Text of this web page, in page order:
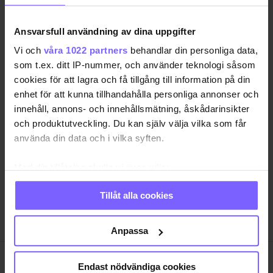
Ansvarsfull användning av dina uppgifter
Vi och våra 1022 partners behandlar din personliga data,
som t.ex. ditt IP-nummer, och använder teknologi såsom
cookies för att lagra och få tillgång till information på din
enhet för att kunna tillhandahålla personliga annonser och
innehåll, annons- och innehållsmätning, åskådarinsikter
och produktutveckling. Du kan själv välja vilka som får
använda din data och i vilka syften.
Samla in information om din geografiska plats
som kan ha en noggrannhet på upp till flera meter
Identifiera din enhet genom att aktivt skanna den
för specifika kännetecken (fingeravtryck)
Ta reda på mer om hur dina personliga uppgifter
Tillåt alla cookies
Anpassa
Endast nödvändiga cookies
Allt från QX-galan – minut för
minut
QX-GALAN 2026 •Glitter, glamour, skratt
och tårar nu är det äntligen dags för årets höjdpunkt
QX-galan. Vem blir årets homo? Vilket var årets
2015-02-09